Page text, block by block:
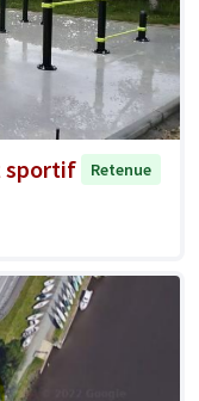
sportif
Retenue